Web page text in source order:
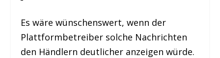
Es wäre wünschenswert, wenn der
Plattformbetreiber solche Nachrichten
den Händlern deutlicher anzeigen würde.